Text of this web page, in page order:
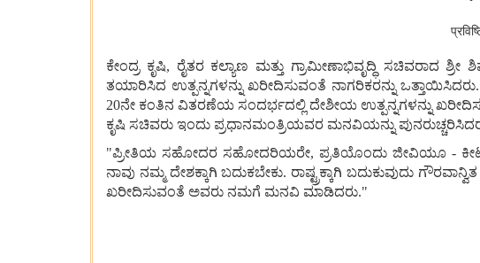
ಕೇಂದ್ರ ಕೃಷಿ, ರೈತರ ಕಲ್ಯಾಣ ಮತ್ತು ಗ್ರಾಮೀಣಾಭಿವೃದ್ಧಿ
ತಯಾರಿಸಿದ ಉತ್ಪನ್ನಗಳನ್ನು ಖರೀದಿಸುವಂತೆ ನಾಗರಿಕರನ್ನು
20ನೇ ಕಂತಿನ ವಿತರಣೆಯ ಸಂದರ್ಭದಲ್ಲಿ ದೇಶೀಯ ಉತ್ಪನ್ನಗಳನ್ನು
ಕೃಷಿ ಸಚಿವರು ಇಂದು ಪ್ರಧಾನಮಂತ್ರಿಯವರ ಮನವಿಯನ್ನು
"ಪ್ರೀತಿಯ ಸಹೋದರ ಸಹೋದರಿಯರೇ, ಪ್ರತಿಯೊಂದು ಜೀವಿಯೂ -
ನಾವು ನಮ್ಮ ದೇಶಕ್ಕಾಗಿ ಬದುಕಬೇಕು. ರಾಷ್ಟ್ರಕ್ಕಾಗಿ ಬದುಕುವುದು
ಖರೀದಿಸುವಂತೆ ಅವರು ನಮಗೆ ಮನವಿ ಮಾಡಿದರು."